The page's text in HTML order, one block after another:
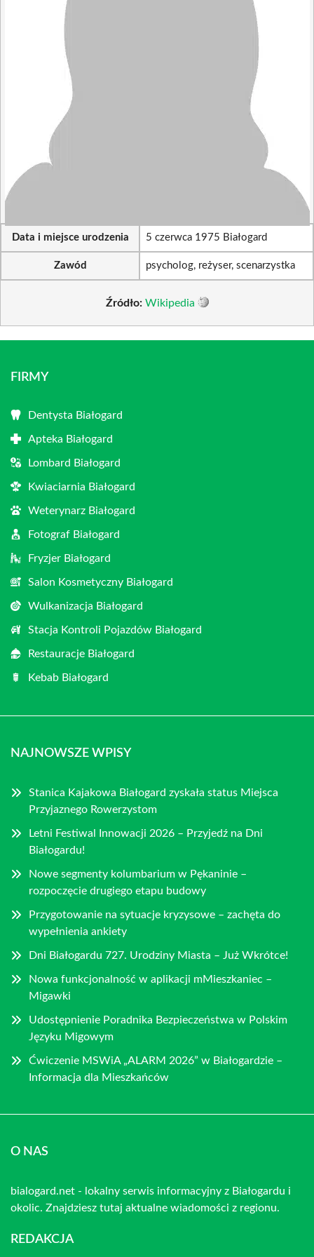
Data i miejsce urodzenia 5 czerwca 1975 Białogard
Zawód psycholog, reżyser, scenarzystka
Źródło: Wikipedia
FIRMY
Dentysta Białogard
Apteka Białogard
Lombard Białogard
Kwiaciarnia Białogard
Weterynarz Białogard
Fotograf Białogard
Fryzjer Białogard
Salon Kosmetyczny Białogard
Wulkanizacja Białogard
Stacja Kontroli Pojazdów Białogard
Restauracje Białogard
Kebab Białogard
NAJNOWSZE WPISY
Stanica Kajakowa Białogard zyskała status Miejsca
Przyjaznego Rowerzystom
Letni Festiwal Innowacji 2026 – Przyjedź na Dni
Białogardu!
Nowe segmenty kolumbarium w Pękaninie –
rozpoczęcie drugiego etapu budowy
Przygotowanie na sytuacje kryzysowe – zachęta do
wypełnienia ankiety
Dni Białogardu 727. Urodziny Miasta – Już Wkrótce!
Nowa funkcjonalność w aplikacji mMieszkaniec –
Migawki
Udostępnienie Poradnika Bezpieczeństwa w Polskim
Języku Migowym
Ćwiczenie MSWiA „ALARM 2026” w Białogardzie –
Informacja dla Mieszkańców
O NAS
bialogard.net - lokalny serwis informacyjny z Białogardu i
okolic. Znajdziesz tutaj aktualne wiadomości z regionu.
REDAKCJA